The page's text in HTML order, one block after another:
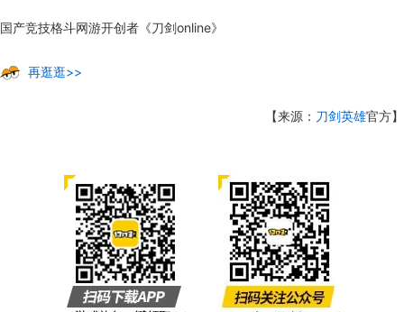
国产竞技格斗网游开创者《刀剑online》
再逛逛>>
【来源： 刀剑英雄官方】